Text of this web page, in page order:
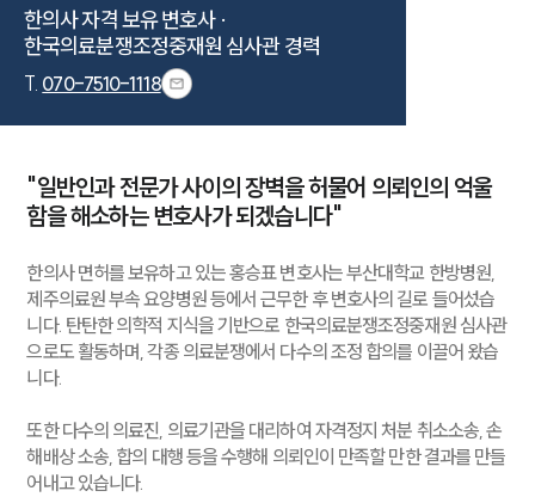
한의사 자격 보유 변호사 ·
한국의료분쟁조정중재원 심사관 경력
T. 070-7510-1118
"일반인과 전문가 사이의 장벽을 허물어 의뢰인의 억울
함을 해소하는 변호사가 되겠습니다"
한의사 면허를 보유하고 있는 홍승표 변호사는 부산대학교 한방병원,
제주의료원 부속 요양병원 등에서 근무한 후 변호사의 길로 들어섰습
니다. 탄탄한 의학적 지식을 기반으로 한국의료분쟁조정중재원 심사관
으로도 활동하며, 각종 의료분쟁에서 다수의 조정 합의를 이끌어 왔습
니다.
또한 다수의 의료진, 의료기관을 대리하여 자격정지 처분 취소소송, 손
해배상 소송, 합의 대행 등을 수행해 의뢰인이 만족할 만한 결과를 만들
어내고 있습니다.